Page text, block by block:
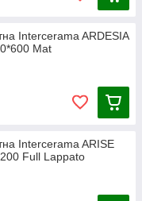
Intercerama ARDESIA
Mat
Intercerama ARISE
Full Lappato